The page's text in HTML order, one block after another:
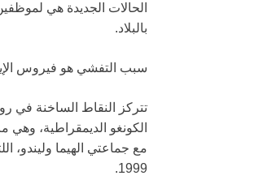
الحالات الجديدة هي
بالبلاد.
سبب التفشي هو فيروس
تتركز النقاط الساخنة في
الكونغو الديمقراطية،
1999.